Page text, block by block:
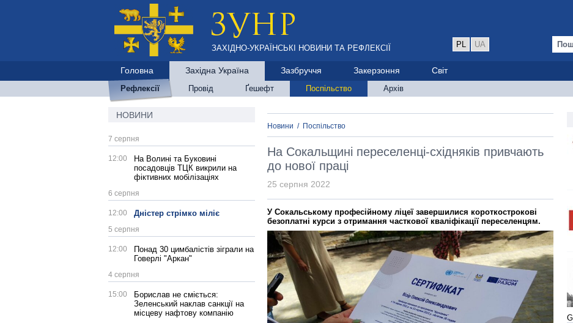
ЗАХІДНО-УКРАЇНСЬКІ НОВИНИ ТА РЕФЛЕКСІЇ PL UA
Головна Західна Україна Зазбруччя Закерзоння Світ
Рефлексії Провід Ґешефт Поспільство Архів
НОВИНИ
7 серпня
12:00
На Волині та Буковині
посадовців ТЦК викрили на
фіктивних мобілізаціях
6 серпня
12:00 Дністер стрімко міліє
5 серпня
12:00
Понад 30 цимбалістів зіграли на
Говерлі "Аркан"
4 серпня
15:00
Борислав не сміється:
Зеленський наклав санкції на
місцеву нафтову компанію
Новини / Поспільство
На Сокальщині переселенці‑східняків привчають
до нової праці
25 серпня 2022
У Сокальському професійному ліцеї завершилися короткострокові
безоплатні курси з отримання часткової кваліфікації переселенцям.